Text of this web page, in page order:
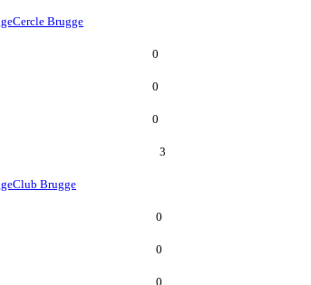
Cercle Brugge
0
0
0
3
Club Brugge
0
0
0